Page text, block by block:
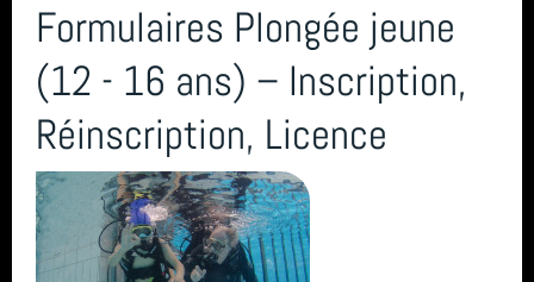
Formulaires Plongée jeune
(12 - 16 ans) – Inscription,
Réinscription, Licence